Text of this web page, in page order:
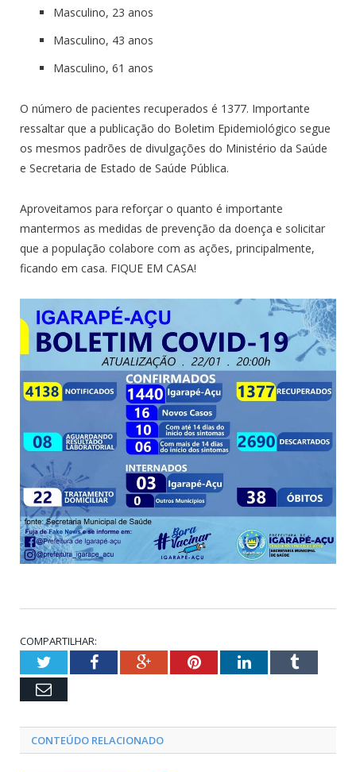
Masculino, 23 anos
Masculino, 43 anos
Masculino, 61 anos
O número de pacientes recuperados é 1377. Importante
ressaltar que a publicação do Boletim Epidemiológico segue
os mesmos padrões de divulgações do Ministério da Saúde
e Secretaria de Estado de Saúde Pública.
Aproveitamos para reforçar o quanto é importante
mantermos as medidas de prevenção da doença e solicitar
que a população colabore com as ações, principalmente,
ficando em casa. FIQUE EM CASA!
COMPARTILHAR:
TwitterFacebookGoogle+PinterestLinkedInTumblr
Email
CONTEÚDO RELACIONADO